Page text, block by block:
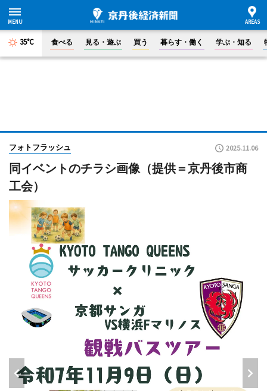
35°C 食べる 見る・遊ぶ 買う 暮らす・働く 学ぶ・知る
フォトフラッシュ 2025.11.06
同イベントのチラシ画像（提供＝京丹後市商
工会）